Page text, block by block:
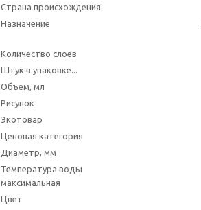
Страна происхождения
Назначение
Количество слоев
Штук в упаковке...
Объем, мл
Рисунок
Экотовар
Ценовая категория
Диаметр, мм
Температура воды
максимальная
Цвет